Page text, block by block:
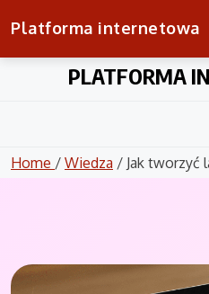
Platforma internetowa
PLATFORMA
Home / Wiedza / Jak tworzyć